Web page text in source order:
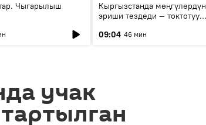
Чыгарылыш
Кыргызстанда мөңгүлөрдүн
эриши тездеди — токтотуу
09:04 46 мин
учак